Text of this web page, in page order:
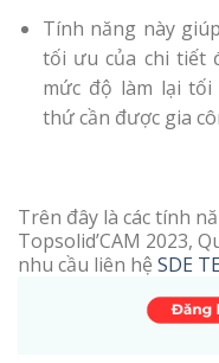
Tính năng này
tối ưu của chi tiết
mức độ làm lại
thứ cần được gia
Trên đây là các tính
Topsolid’CAM 2023,
nhu cầu liên hệ SDE